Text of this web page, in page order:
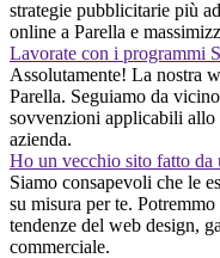
strategie pubblicitarie più
online a Parella e
Lavorate con i programmi
Assolutamente! La nostra
Parella. Seguiamo da
sovvenzioni applicabili allo
azienda.
Ho un vecchio sito fatto da
Siamo consapevoli che le
su misura per te.
tendenze del web design,
commerciale.